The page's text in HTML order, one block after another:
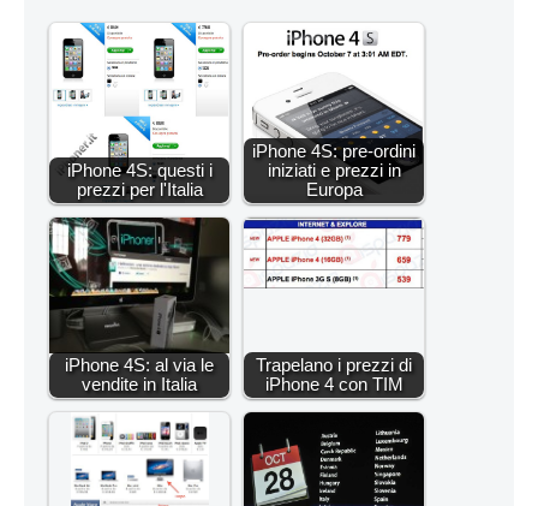
iPhone 4S: questi i
prezzi per l'Italia
iPhone 4S: pre-ordini
iniziati e prezzi in
Europa
iPhone 4S: al via le
vendite in Italia
Trapelano i prezzi di
iPhone 4 con TIM